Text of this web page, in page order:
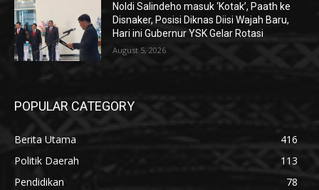
Noldi Salindeho masuk ‘Kotak’, Paath ke
Disnaker, Posisi Diknas Diisi Wajah Baru,
Hari ini Gubernur YSK Gelar Rotasi
August 5, 2026
POPULAR CATEGORY
Berita Utama
416
Politik Daerah
113
Pendidikan
78